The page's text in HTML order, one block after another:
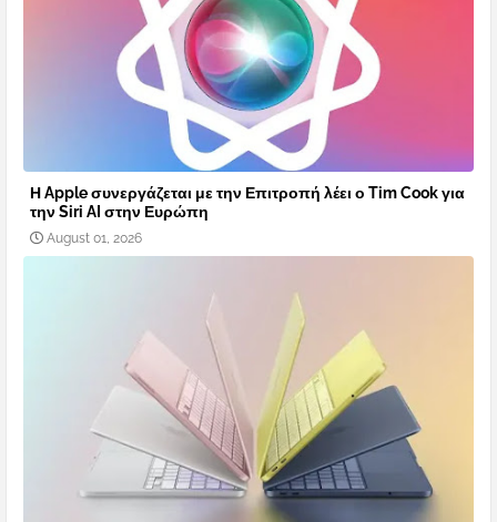
Η Apple συνεργάζεται με την Επιτροπή λέει ο Tim Cook για
την Siri AI στην Ευρώπη
August 01, 2026